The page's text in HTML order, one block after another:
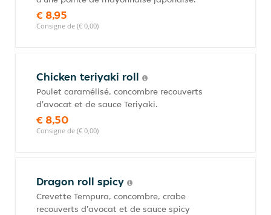
€ 8,95
Consigne de (€ 0,00)
Chicken teriyaki roll
Poulet caramélisé, concombre recouverts
d'avocat et de sauce Teriyaki.
€ 8,50
Consigne de (€ 0,00)
Dragon roll spicy
Crevette Tempura, concombre, crabe
recouverts d'avocat et de sauce spicy